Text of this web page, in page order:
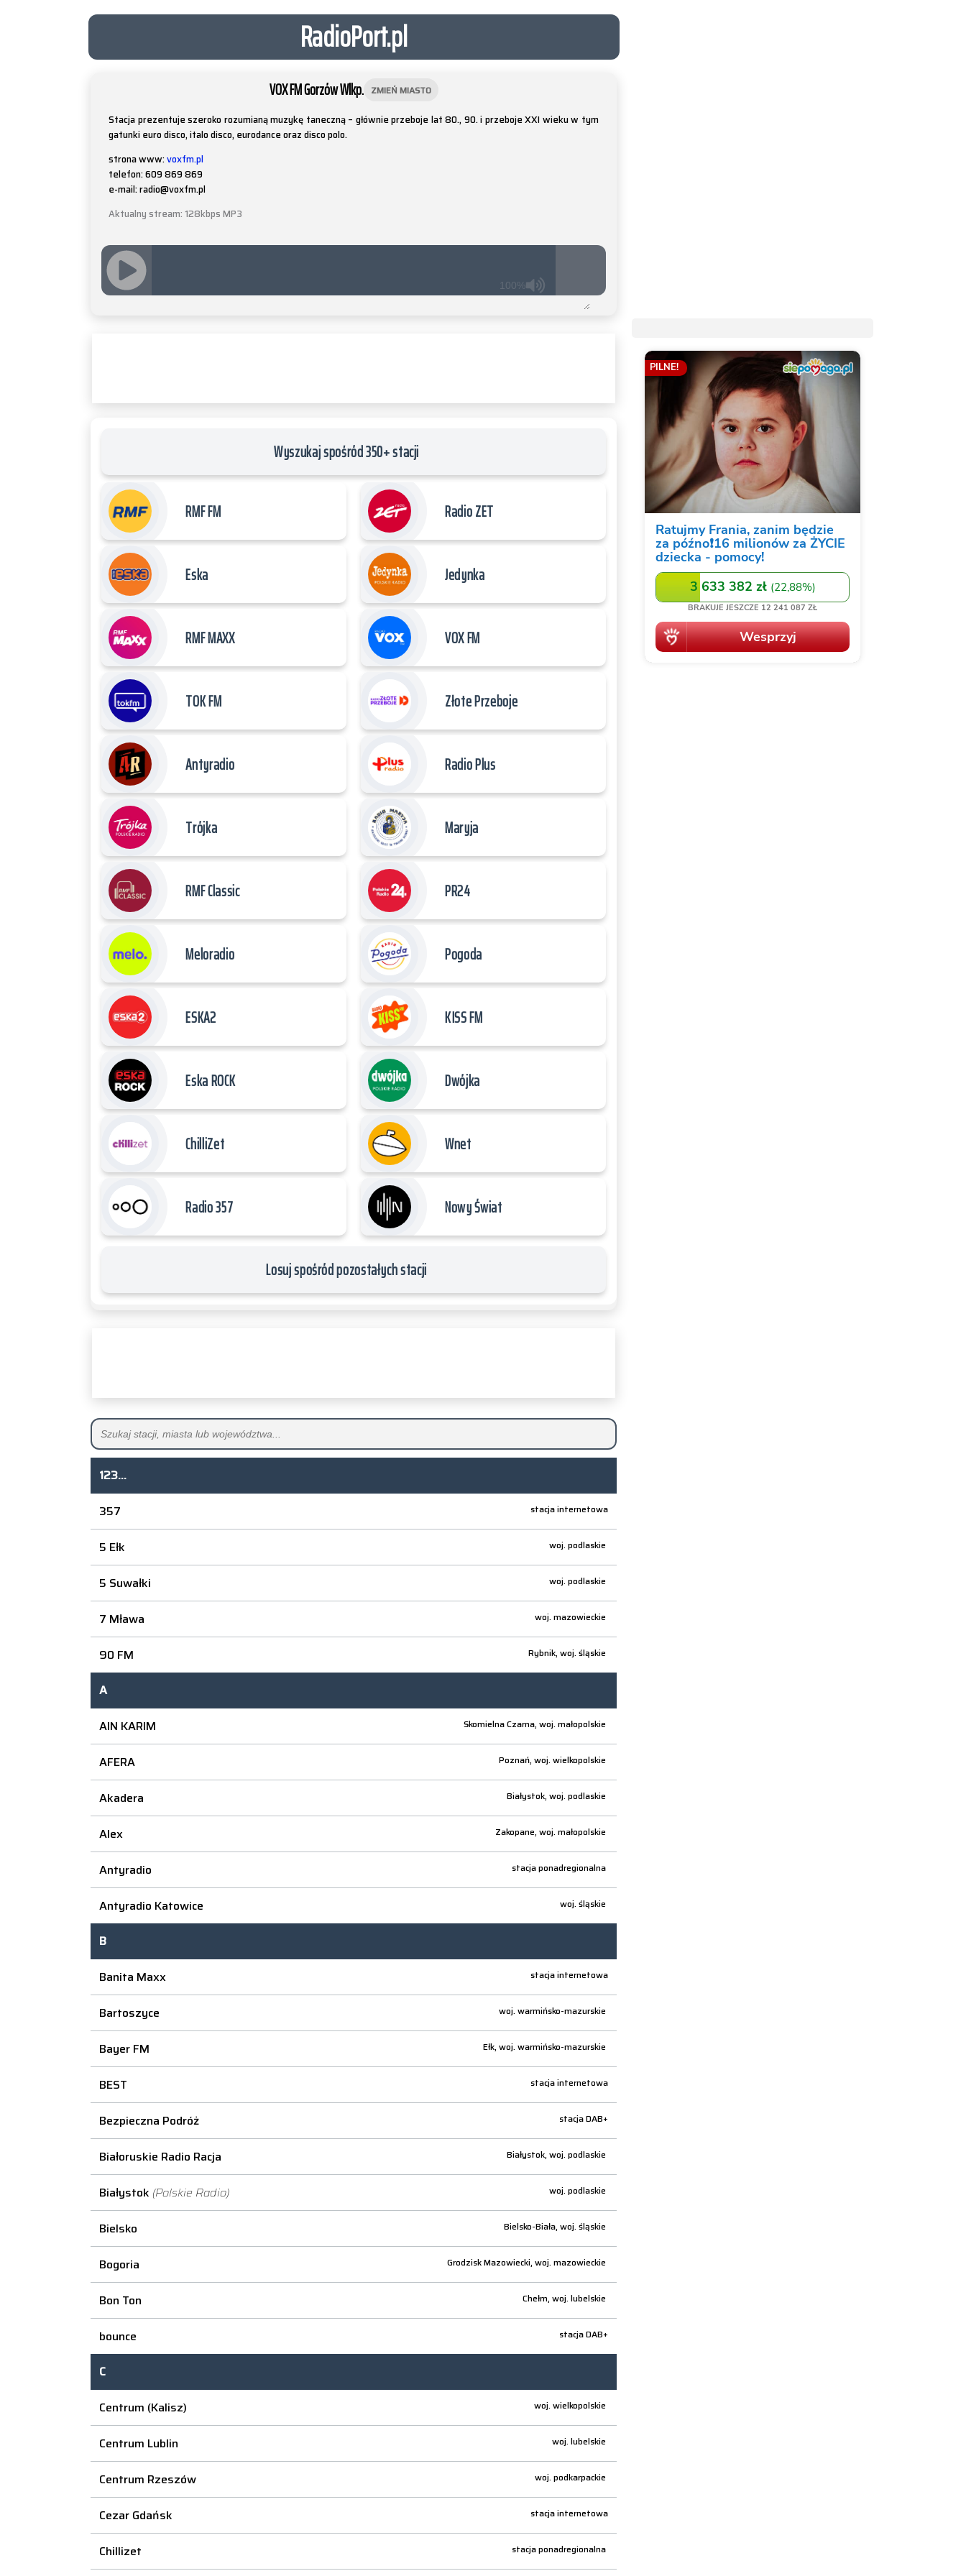
RadioPort.pl
VOX FM Gorzów Wlkp. ZMIEŃ MIASTO
Stacja prezentuje szeroko rozumianą muzykę taneczną – głównie przeboje lat 80., 90. i przeboje XXI wieku w tym
gatunki euro disco, italo disco, eurodance oraz disco polo.
strona www:voxfm.pl
telefon: 609 869 869
e-mail: radio@voxfm.pl
Aktualny stream: 128kbps MP3
100%
Webdesign
Dexheim
and
FULL
SERVICE
ONLINE
AGENTUR
MAINZ
Wyszukaj spośród 350+ stacji
RMF FM Radio ZET
Eska Jedynka
RMF MAXX VOX FM
TOK FM Złote Przeboje
Antyradio Radio Plus
Trójka Maryja
RMF Classic PR24
Meloradio Pogoda
ESKA2 KISS FM
Eska ROCK Dwójka
ChilliZet Wnet
Radio 357 Nowy Świat
Losuj spośród pozostałych stacji
123...
357
stacja internetowa
5 Ełk woj. podlaskie
5 Suwałki woj. podlaskie
7 Mława woj. mazowieckie
90 FM Rybnik, woj. śląskie
A
AIN KARIM
Skomielna Czarna, woj. małopolskie
AFERA Poznań, woj. wielkopolskie
Akadera Białystok, woj. podlaskie
Alex Zakopane, woj. małopolskie
Antyradio stacja ponadregionalna
Antyradio Katowice woj. śląskie
B
Banita Maxx
stacja internetowa
Bartoszyce woj. warmińsko-mazurskie
Bayer FM Ełk, woj. warmińsko-mazurskie
BEST stacja internetowa
Bezpieczna Podróż stacja DAB+
Białoruskie Radio Racja Białystok, woj. podlaskie
Białystok (Polskie Radio) woj. podlaskie
Bielsko Bielsko-Biała, woj. śląskie
Bogoria Grodzisk Mazowiecki, woj. mazowieckie
Bon Ton Chełm, woj. lubelskie
bounce stacja DAB+
C
Centrum (Kalisz)
woj. wielkopolskie
Centrum Lublin woj. lubelskie
Centrum Rzeszów woj. podkarpackie
Cezar Gdańsk stacja internetowa
Chillizet stacja ponadregionalna